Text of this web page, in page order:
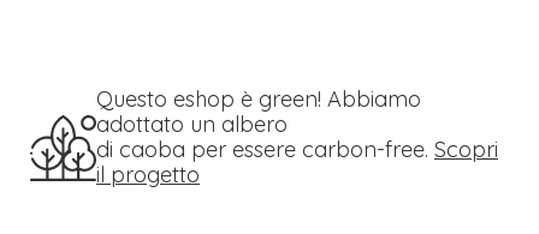
Questo eshop è green! Abbiamo
adottato un albero
di caoba per essere carbon-free. Scopri
il progetto